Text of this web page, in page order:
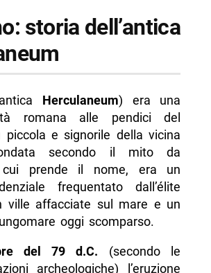
di Legno
e Terme Centrali
Augustali
e Terrazza di Marco
guidate
storia dell’antica
Herculaneum) era una
romana alle pendici del
piccola e signorile della vicina
secondo il mito da
prende il nome, era un
frequentato dall’élite
ville affacciate sul mare e un
oggi scomparso.
del 79 d.C. (secondo le
archeologiche) l’eruzione